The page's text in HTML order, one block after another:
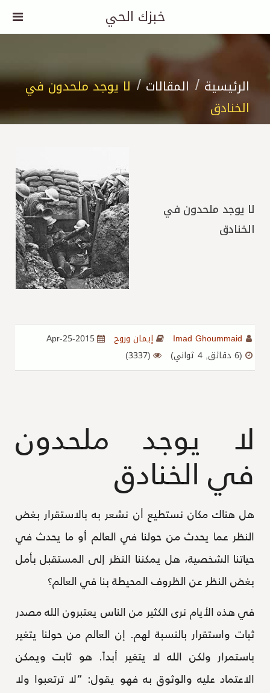
خبزك الحي
الرئيسية المقالات
لا يوجد ملحدون في
الخنادق
لا يوجد ملحدون في
الخنادق
Imad Ghoummaid إيمان وروح
2015-Apr-25
(6 دقائق, 4 ثواني)
(3337)
لا يوجد ملحدون
في الخنادق
هل هناك مكان نستطيع أن نشعر به بالاستقرار بغض
النظر عما يحدث من حولنا في العالم أو ما يحدث في
حياتنا الشخصية، هل يمكننا النظر إلى المستقبل بأمل
بغض النظر عن الظروف المحيطة بنا في العالم؟
في هذه الأيام نرى الكثير من الناس يعتبرون الله مصدر
ثبات واستقرار بالنسبة لهم. إن العالم من حولنا يتغير
باستمرار ولكن الله لا يتغير أبداً. هو ثابت ويمكن
الاعتماد عليه والوثوق به فهو يقول: “لا ترتعبوا ولا